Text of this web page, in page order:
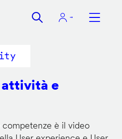
attività e
è il video